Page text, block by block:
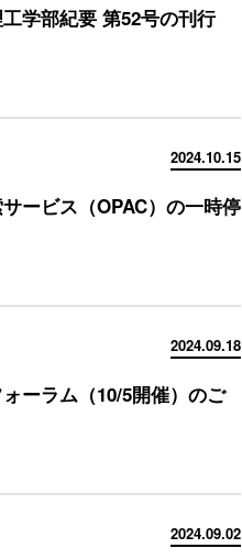
学部紀要 第52号の刊行
2024.10.15
ービス（OPAC）の一時停
2024.09.18
ーラム（10/5開催）のご
2024.09.02